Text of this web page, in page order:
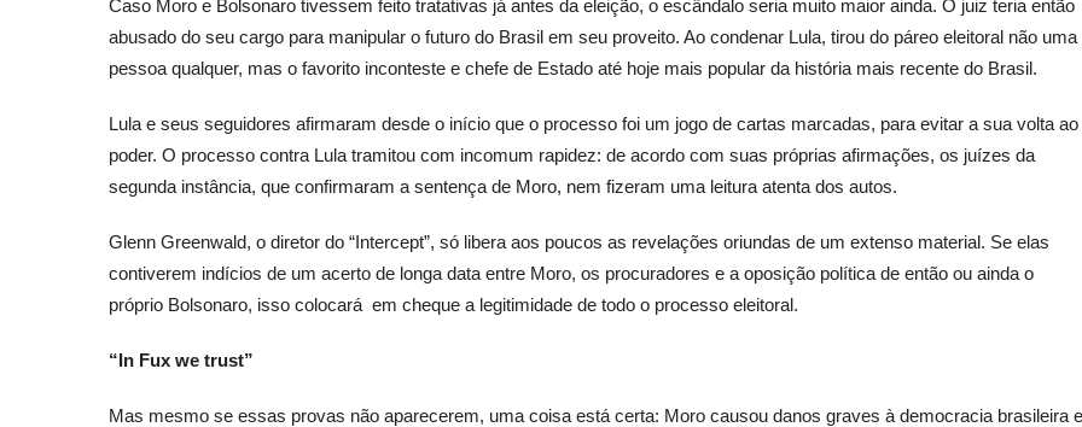
Caso Moro e Bolsonaro tivessem feito tratativas já antes da eleição, o escândalo seria muito maior ainda. O juiz teria então
abusado do seu cargo para manipular o futuro do Brasil em seu proveito. Ao condenar Lula, tirou do páreo eleitoral não uma
pessoa qualquer, mas o favorito inconteste e chefe de Estado até hoje mais popular da história mais recente do Brasil.
Lula e seus seguidores afirmaram desde o início que o processo foi um jogo de cartas marcadas, para evitar a sua volta ao
poder. O processo contra Lula tramitou com incomum rapidez: de acordo com suas próprias afirmações, os juízes da
segunda instância, que confirmaram a sentença de Moro, nem fizeram uma leitura atenta dos autos.
Glenn Greenwald, o diretor do “Intercept”, só libera aos poucos as revelações oriundas de um extenso material. Se elas
contiverem indícios de um acerto de longa data entre Moro, os procuradores e a oposição política de então ou ainda o
próprio Bolsonaro, isso colocará em cheque a legitimidade de todo o processo eleitoral.
“In Fux we trust”
Mas mesmo se essas provas não aparecerem, uma coisa está certa: Moro causou danos graves à democracia brasileira e